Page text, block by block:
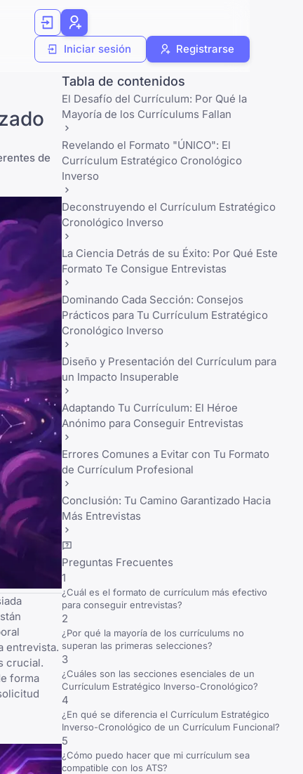
Iniciar sesión Registrarse
de
entrevista.
crucial.
forma
Tabla de contenidos
El Desafío del Currículum: Por Qué la
Mayoría de los Currículums Fallan
Revelando el Formato "ÚNICO": El
Currículum Estratégico Cronológico
Inverso
Deconstruyendo el Currículum Estratégico
Cronológico Inverso
La Ciencia Detrás de su Éxito: Por Qué Este
Formato Te Consigue Entrevistas
Dominando Cada Sección: Consejos
Prácticos para Tu Currículum Estratégico
Cronológico Inverso
Diseño y Presentación del Currículum para
un Impacto Insuperable
Adaptando Tu Currículum: El Héroe
Anónimo para Conseguir Entrevistas
Errores Comunes a Evitar con Tu Formato
de Currículum Profesional
Conclusión: Tu Camino Garantizado Hacia
Más Entrevistas
Preguntas Frecuentes
1
¿Cuál es el formato de currículum más efectivo
para conseguir entrevistas?
2
¿Por qué la mayoría de los currículums no
superan las primeras selecciones?
3
¿Cuáles son las secciones esenciales de un
Currículum Estratégico Inverso-Cronológico?
4
¿En qué se diferencia el Currículum Estratégico
Inverso-Cronológico de un Currículum Funcional?
5
¿Cómo puedo hacer que mi currículum sea
compatible con los ATS?